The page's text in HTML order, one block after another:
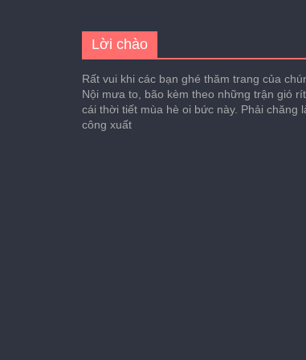
Lời chào
Rất vui khi các bạn ghé thăm trang của
Nội mưa to, bão kèm theo những trận gió
cái thời tiết mùa hè oi bức này. Phải chăng
công xuất